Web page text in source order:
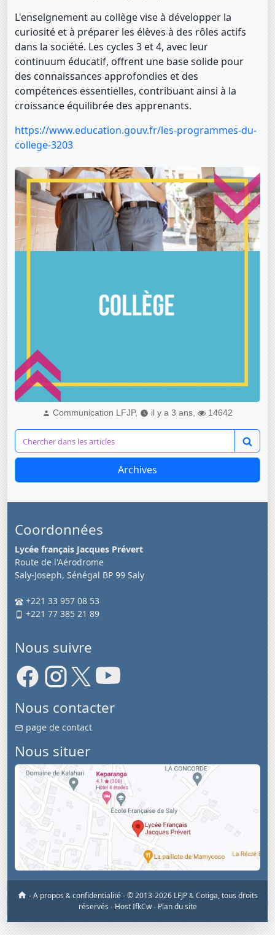
Communication LFJP, il y a 3 ans, 14642
Archives
L'enseignement au collège vise à développer la
curiosité et à préparer les élèves à des rôles actifs
dans la société. Les cycles 3 et 4, avec leur
continuum éducatif, offrent une base solide pour
des connaissances approfondies et des
compétences essentielles, contribuant ainsi à la
croissance équilibrée des apprenants.
https://www.education.gouv.fr/les-programmes-du-
college-3203
Coordonnées
Lycée français Jacques Prévert
Route de l'Aérodrome
Saly-Joseph, Sénégal BP 99 Saly
+221 33 957 08 53
+221 77 385 21 89
Nous suivre
Nous contacter
page de contact
Nous situer
-A propos & confidentialité-© 2013-2026 LFJP & Cotiga, tous droits
réservés - Host IfkCw - Plan du site